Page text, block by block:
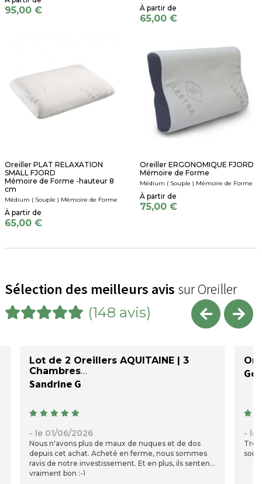
95,00 €
65,00 €
Oreiller PLAT RELAXATION
SMALL FJORD
Mémoire de Forme -hauteur 8
cm
Médium ( Souple ) Mémoire de Forme
65,00 €
Oreiller ERGONOMIQUE FJORD
Mémoire de Forme
Médium ( Souple ) Mémoire de Forme
75,00 €
Sélection des meilleurs avis sur Oreiller
(148 avis)
Lot de 2 Oreillers AQUITAINE | 3
Chambres
Sandrine G
- le 01/06/2026
Nous n'avons plus de maux de nuques et de dos
depuis cet achat. Acheté en ferme, nous sommes
ravis de notre investissement. Et en plus, ils sentent
vraiment bon :-)
- le